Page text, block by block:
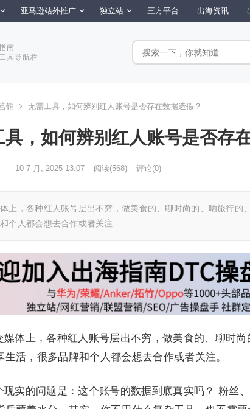
亚马逊站外推广 独立站 三方平台 出海资讯
南
具导航栏
销 无需工具，如何辨别红人账号是否存在数据造假？
具，如何辨别红人账号是否存
10 7 月, 2025 13:07 阅读(568) 评论(0)
上，各种红人账号层出不穷，做美食的、聊时尚的、晒旅行
个人都会想去合作或者关注
媒体上，各种红人账号层出不穷，做美食的、聊时
生活，很多品牌和个人都会想去合作或者关注。
现实的问题是：这个账号的数据到底真实吗？ 粉